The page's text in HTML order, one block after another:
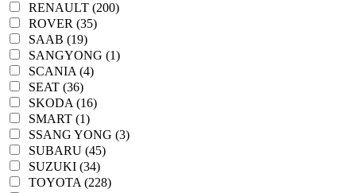
RENAULT (200)
ROVER (35)
SAAB (19)
SANGYONG (1)
SCANIA (4)
SEAT (36)
SKODA (16)
SMART (1)
SSANG YONG (3)
SUBARU (45)
SUZUKI (34)
TOYOTA (228)